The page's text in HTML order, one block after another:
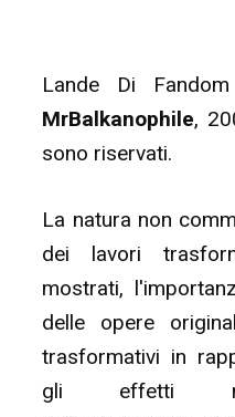
Lande Di
MrBalkanophile,
sono riservati.
La natura non
dei lavori
mostrati,
delle opere
trasformativi in
gli effetti